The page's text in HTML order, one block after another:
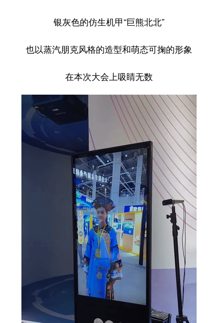
银灰色的仿生机甲“巨熊北北”
也以蒸汽朋克风格的造型和萌态可掬的形象
在本次大会上吸睛无数